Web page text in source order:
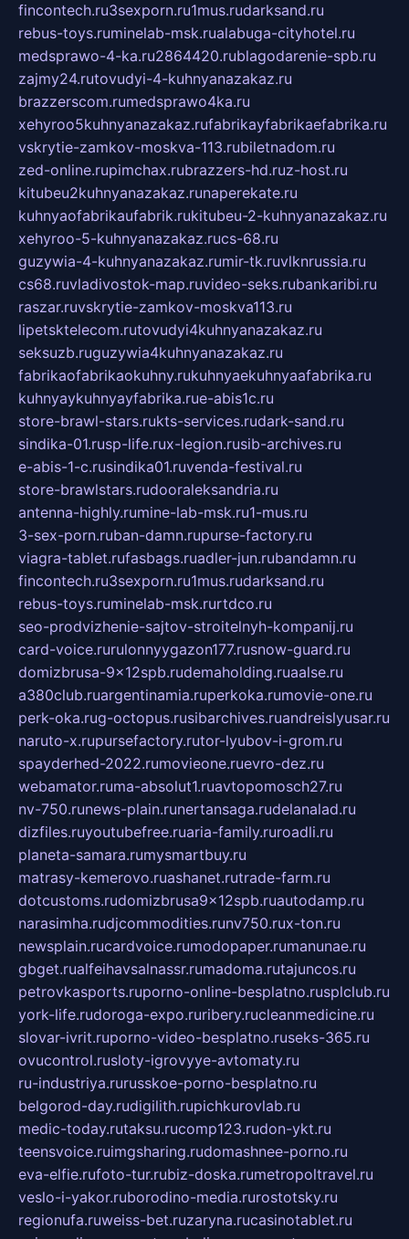
fincontech.ru3sexporn.ru1mus.rudarksand.ru
rebus-toys.ruminelab-msk.rualabuga-cityhotel.ru
medsprawo-4-ka.ru2864420.rublagodarenie-spb.ru
zajmy24.rutovudyi-4-kuhnyanazakaz.ru
brazzerscom.rumedsprawo4ka.ru
xehyroo5kuhnyanazakaz.rufabrikayfabrikaefabrika.ru
vskrytie-zamkov-moskva-113.rubiletnadom.ru
zed-online.rupimchax.rubrazzers-hd.ruz-host.ru
kitubeu2kuhnyanazakaz.runaperekate.ru
kuhnyaofabrikaufabrik.rukitubeu-2-kuhnyanazakaz.ru
xehyroo-5-kuhnyanazakaz.rucs-68.ru
guzywia-4-kuhnyanazakaz.rumir-tk.ruvlknrussia.ru
cs68.ruvladivostok-map.ruvideo-seks.rubankaribi.ru
raszar.ruvskrytie-zamkov-moskva113.ru
lipetsktelecom.rutovudyi4kuhnyanazakaz.ru
seksuzb.ruguzywia4kuhnyanazakaz.ru
fabrikaofabrikaokuhny.rukuhnyaekuhnyaafabrika.ru
kuhnyaykuhnyayfabrika.rue-abis1c.ru
store-brawl-stars.rukts-services.rudark-sand.ru
sindika-01.rusp-life.rux-legion.rusib-archives.ru
e-abis-1-c.rusindika01.ruvenda-festival.ru
store-brawlstars.rudooraleksandria.ru
antenna-highly.rumine-lab-msk.ru1-mus.ru
3-sex-porn.ruban-damn.rupurse-factory.ru
viagra-tablet.rufasbags.ruadler-jun.rubandamn.ru
fincontech.ru3sexporn.ru1mus.rudarksand.ru
rebus-toys.ruminelab-msk.rurtdco.ru
seo-prodvizhenie-sajtov-stroitelnyh-kompanij.ru
card-voice.rurulonnyygazon177.rusnow-guard.ru
domizbrusa-9x12spb.rudemaholding.ruaalse.ru
a380club.ruargentinamia.ruperkoka.rumovie-one.ru
perk-oka.rug-octopus.rusibarchives.ruandreislyusar.ru
naruto-x.rupursefactory.rutor-lyubov-i-grom.ru
spayderhed-2022.rumovieone.ruevro-dez.ru
webamator.ruma-absolut1.ruavtopomosch27.ru
nv-750.runews-plain.runertansaga.rudelanalad.ru
dizfiles.ruyoutubefree.ruaria-family.ruroadli.ru
planeta-samara.rumysmartbuy.ru
matrasy-kemerovo.ruashanet.rutrade-farm.ru
dotcustoms.rudomizbrusa9x12spb.ruautodamp.ru
narasimha.rudjcommodities.runv750.rux-ton.ru
newsplain.rucardvoice.rumodopaper.rumanunae.ru
gbget.rualfeihavsalnassr.rumadoma.rutajuncos.ru
petrovkasports.ruporno-online-besplatno.rusplclub.ru
york-life.rudoroga-expo.ruribery.rucleanmedicine.ru
slovar-ivrit.ruporno-video-besplatno.ruseks-365.ru
ovucontrol.rusloty-igrovyye-avtomaty.ru
ru-industriya.rurusskoe-porno-besplatno.ru
belgorod-day.rudigilith.rupichkurovlab.ru
medic-today.rutaksu.rucomp123.rudon-ykt.ru
teensvoice.ruimgsharing.rudomashnee-porno.ru
eva-elfie.rufoto-tur.rubiz-doska.rumetropoltravel.ru
veslo-i-yakor.ruborodino-media.rurostotsky.ru
regionufa.ruweiss-bet.ruzaryna.rucasinotablet.ru